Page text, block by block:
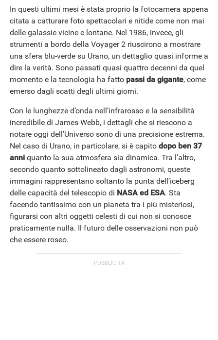
In questi ultimi mesi è stata proprio la fotocamera appena
citata a catturare foto spettacolari e nitide come non mai
delle galassie vicine e lontane. Nel 1986, invece, gli
strumenti a bordo della Voyager 2 riuscirono a mostrare
una sfera blu-verde su Urano, un dettaglio quasi informe a
dire la verità. Sono passati quasi quattro decenni da quel
momento e la tecnologia ha fatto passi da gigante, come
emerso dagli scatti degli ultimi giorni.
Con le lunghezze d’onda nell’infrarosso e la sensibilità
incredibile di James Webb, i dettagli che si riescono a
notare oggi dell’Universo sono di una precisione estrema.
Nel caso di Urano, in particolare, si è capito dopo ben 37
anni quanto la sua atmosfera sia dinamica. Tra l’altro,
secondo quanto sottolineato dagli astronomi, queste
immagini rappresentano soltanto la punta dell’iceberg
delle capacità del telescopio di NASA ed ESA. Sta
facendo tantissimo con un pianeta tra i più misteriosi,
figurarsi con altri oggetti celesti di cui non si conosce
praticamente nulla. Il futuro delle osservazioni non può
che essere roseo.